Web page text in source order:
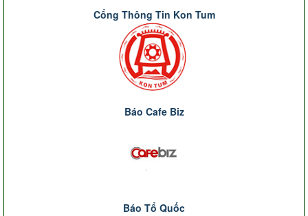
Cổng Thông Tin Kon Tum
Báo Cafe Biz
Báo Tổ Quốc